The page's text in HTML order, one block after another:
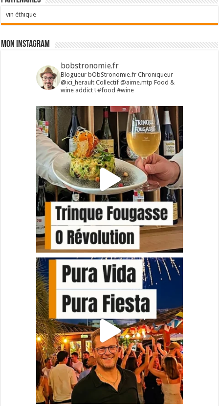
vin éthique
Mon Instagram
bobstronomie.fr
Blogueur bObStronomie.fr Chroniqueur
@ici_heraultCollectif @aime.mtp Food &
wine addict !#food #wine